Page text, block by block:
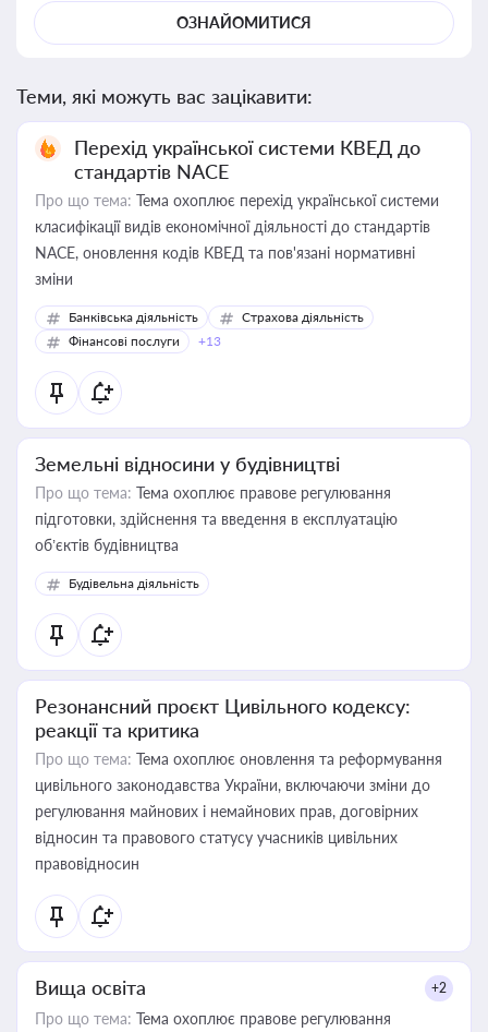
ОЗНАЙОМИТИСЯ
Теми, які можуть вас зацікавити:
Перехід української системи КВЕД до
стандартів NACE
Про що тема: Тема охоплює перехід української системи
класифікації видів економічної діяльності до стандартів
NACE, оновлення кодів КВЕД та пов'язані нормативні
зміни
Банківська діяльність
Страхова діяльність
Фінансові послуги
+13
Земельні відносини у будівництві
Про що тема: Тема охоплює правове регулювання
підготовки, здійснення та введення в експлуатацію
об’єктів будівництва
Будівельна діяльність
Резонансний проєкт Цивільного кодексу:
реакції та критика
Про що тема: Тема охоплює оновлення та реформування
цивільного законодавства України, включаючи зміни до
регулювання майнових і немайнових прав, договірних
відносин та правового статусу учасників цивільних
правовідносин
Вища освіта +2
Про що тема: Тема охоплює правове регулювання